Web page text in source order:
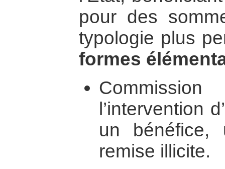
pour des
typologie plus
formes
l’intervention
un bénéfice,
remise illicite.